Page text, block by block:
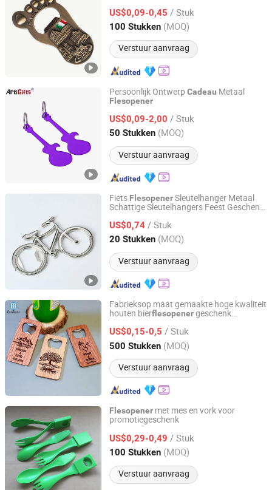
Cadeauvoor Bierliefhebbers
US$0,09-0,45 / Stuk
100 Stukken (MOQ)
Verstuur aanvraag
Guangdong, China Sinds 2021
Persoonlijk Ontwerp Cadeau Metaal
Flesopener
US$0,09-2,00 / Stuk
50 Stukken (MOQ)
Verstuur aanvraag
Zhongshan Artigifts Premium Metal & Plastic Co., Ltd.
Guangdong, China Sinds 2010
Fiets FlesopenerSleutelhanger Metaal
Schattige Sleutelhangers Feest Geschenk
US$0,74 / Stuk
20 Stukken (MOQ)
Verstuur aanvraag
Ningbo Easyget Co., Ltd.
Zhejiang, China Sinds 2010
Fabrieksop maat gemaakte hoge kwaliteit
houten bierflesopenergeschenk
US$0,15-0,5 / Stuk
500 Stukken (MOQ)
Verstuur aanvraag
Wenzhou Guda Technology Co., Ltd.
Zhejiang, China Sinds 2016
Flesopener met mes en vork voor
promotiegeschenk
US$0,29-0,49 / Stuk
100 Stukken (MOQ)
Verstuur aanvraag
TAIZHOU HARSOUL IMP. & EXP. CO., LTD.
Zhejiang, China Sinds 2006